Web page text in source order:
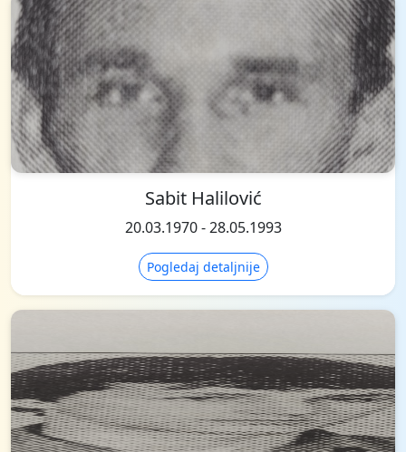
Sabit Halilović
20.03.1970 - 28.05.1993
Pogledaj detaljnije